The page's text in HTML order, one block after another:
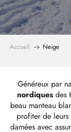
Accueil Neige
Généreux par
nordiquesdes
beau manteau
profiter de leurs
damées avec